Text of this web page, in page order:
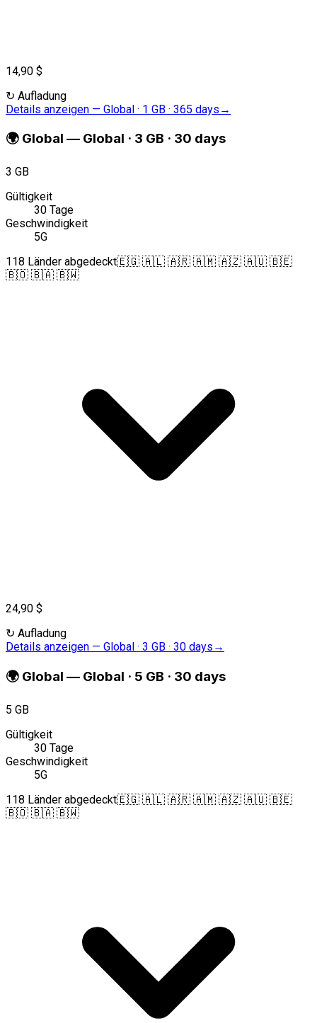
14,90 $
↻ Aufladung
Details anzeigen — Global · 1 GB · 365 days →
🌍 Global — Global · 3 GB · 30 days
3 GB
Gültigkeit
30 Tage
Geschwindigkeit
5G
118 Länder abgedeckt🇪🇬 🇦🇱 🇦🇷 🇦🇲 🇦🇿 🇦🇺 🇧🇪
🇧🇴 🇧🇦 🇧🇼
24,90 $
↻ Aufladung
Details anzeigen — Global · 3 GB · 30 days →
🌍 Global — Global · 5 GB · 30 days
5 GB
Gültigkeit
30 Tage
Geschwindigkeit
5G
118 Länder abgedeckt🇪🇬 🇦🇱 🇦🇷 🇦🇲 🇦🇿 🇦🇺 🇧🇪
🇧🇴 🇧🇦 🇧🇼